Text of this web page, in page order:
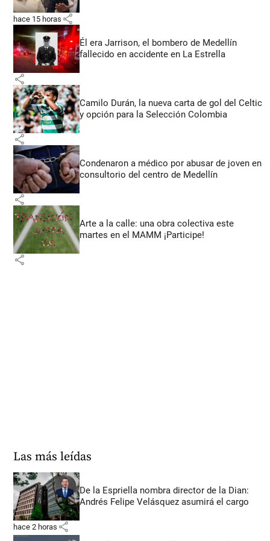
hace 15 horas share
Él era Jarrison, el bombero de Medellín
fallecido en accidente en La Estrella
share
Camilo Durán, la nueva carta de gol del Celtic
y opción para la Selección Colombia
share
Condenaron a médico por abusar de joven en
consultorio del centro de Medellín
share
Arte a la calle: una obra colectiva este
martes en el MAMM ¡Participe!
share
Las más leídas
De la Espriella nombra director de la Dian:
Andrés Felipe Velásquez asumirá el cargo
hace 2 horas share